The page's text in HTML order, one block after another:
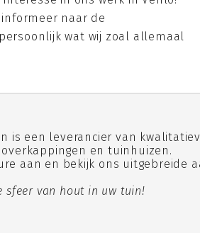
naar de
wat wij zoal allemaal
is een leverancier van
overkappingen en tuinhuizen.
aan en bekijk ons uitgebreide
sfeer van hout in uw tuin!